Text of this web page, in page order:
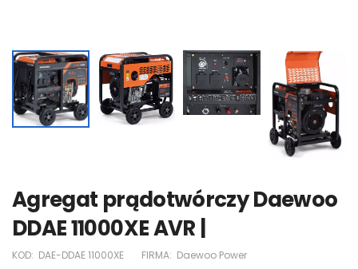
Agregat prądotwórczy Daewoo
DDAE 11000XE AVR |
KOD: DAE-DDAE 11000XE FIRMA: Daewoo Power